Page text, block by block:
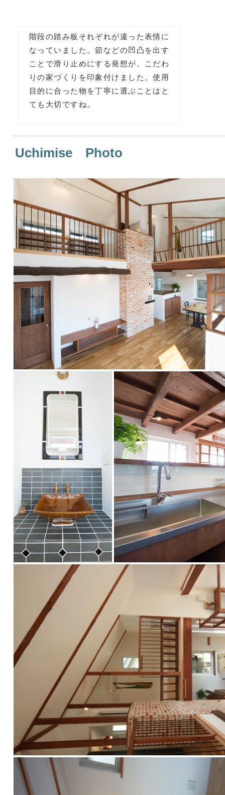
階段の踏み板それぞれが違った表情に
なっていました。節などの凹凸を出す
ことで滑り止めにする発想が、こだわ
りの家づくりを印象付けました。使用
目的に合った物を丁寧に選ぶことはと
ても大切ですね。
Uchimise Photo